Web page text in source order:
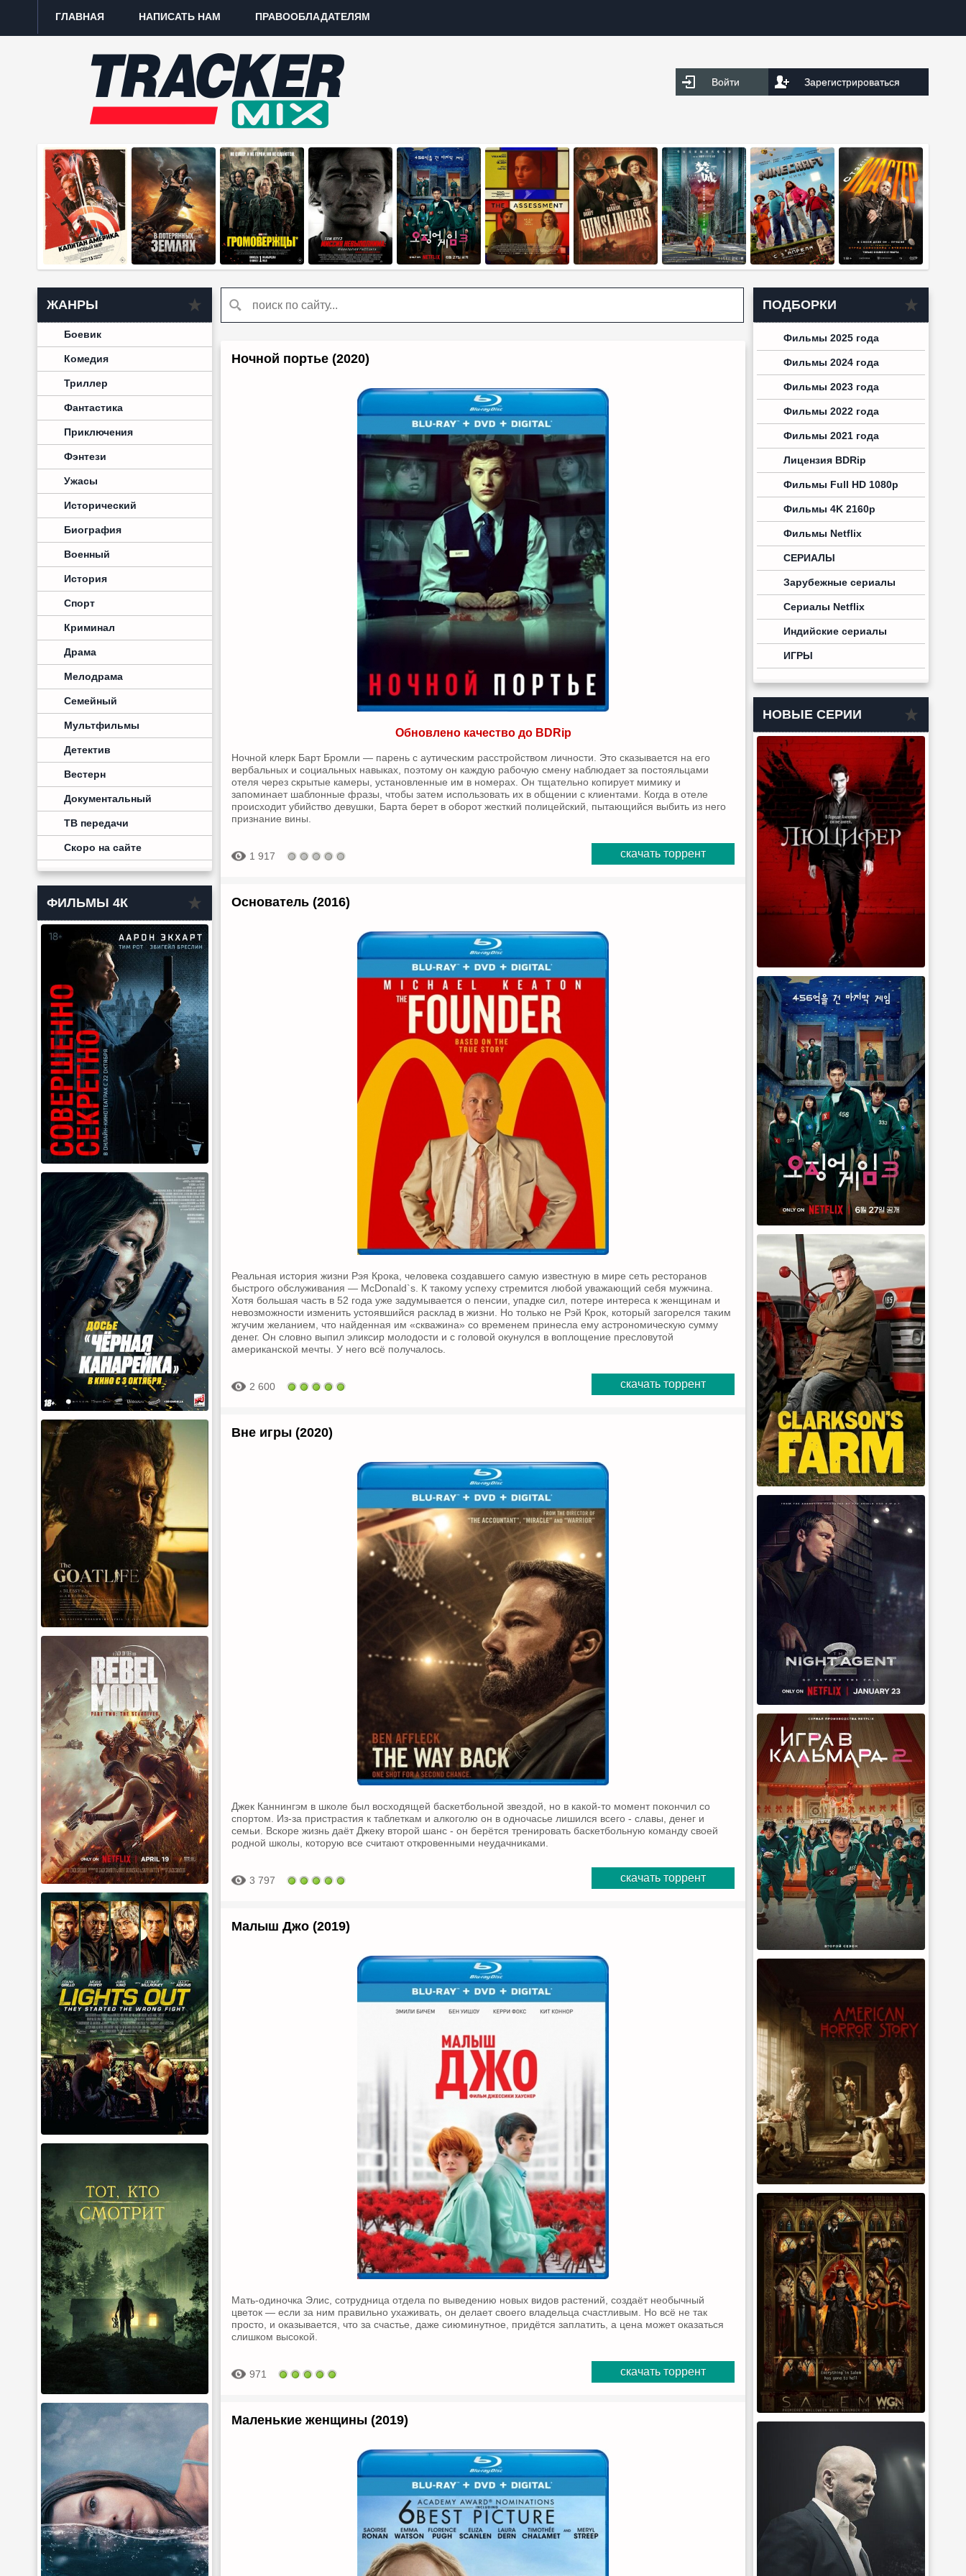
ГЛАВНАЯ НАПИСАТЬ НАМ ПРАВООБЛАДАТЕЛЯМ
Войти Зарегистрироваться
ЖАНРЫ
Боевик
Комедия
Триллер
Фантастика
Приключения
Фэнтези
Ужасы
Исторический
Биография
Военный
История
Спорт
Криминал
Драма
Мелодрама
Семейный
Мультфильмы
Детектив
Вестерн
Документальный
ТВ передачи
Скоро на сайте
ФИЛЬМЫ 4К
Ночной портье (2020)
Обновлено качество до BDRip
Ночной клерк Барт Бромли — парень с аутическим расстройством личности. Это сказывается на его
вербальных и социальных навыках, поэтому он каждую рабочую смену наблюдает за постояльцами
отеля через скрытые камеры, установленные им в номерах. Он тщательно копирует мимику и
запоминает шаблонные фразы, чтобы затем использовать их в общении с клиентами. Когда в отеле
происходит убийство девушки, Барта берет в оборот жесткий полицейский, пытающийся выбить из него
признание вины.
1 917 скачать торрент
Основатель (2016)
Реальная история жизни Рэя Крока, человека создавшего самую известную в мире сеть ресторанов
быстрого обслуживания — McDonald`s. К такому успеху стремится любой уважающий себя мужчина.
Хотя большая часть в 52 года уже задумывается о пенсии, упадке сил, потере интереса к женщинам и
невозможности изменить устоявшийся расклад в жизни. Но только не Рэй Крок, который загорелся таким
жгучим желанием, что найденная им «скважина» со временем принесла ему астрономическую сумму
денег. Он словно выпил эликсир молодости и с головой окунулся в воплощение пресловутой
американской мечты. У него всё получалось.
2 600 скачать торрент
Вне игры (2020)
Джек Каннингэм в школе был восходящей баскетбольной звездой, но в какой-то момент покончил со
спортом. Из-за пристрастия к таблеткам и алкоголю он в одночасье лишился всего - славы, денег и
семьи. Вскоре жизнь даёт Джеку второй шанс - он берётся тренировать баскетбольную команду своей
родной школы, которую все считают откровенными неудачниками.
3 797 скачать торрент
Малыш Джо (2019)
Мать-одиночка Элис, сотрудница отдела по выведению новых видов растений, создаёт необычный
цветок — если за ним правильно ухаживать, он делает своего владельца счастливым. Но всё не так
просто, и оказывается, что за счастье, даже сиюминутное, придётся заплатить, а цена может оказаться
слишком высокой.
971 скачать торрент
Маленькие женщины (2019)
ПОДБОРКИ
Фильмы 2025 года
Фильмы 2024 года
Фильмы 2023 года
Фильмы 2022 года
Фильмы 2021 года
Лицензия BDRip
Фильмы Full HD 1080p
Фильмы 4K 2160p
Фильмы Netflix
СЕРИАЛЫ
Зарубежные сериалы
Сериалы Netflix
Индийские сериалы
ИГРЫ
НОВЫЕ СЕРИИ